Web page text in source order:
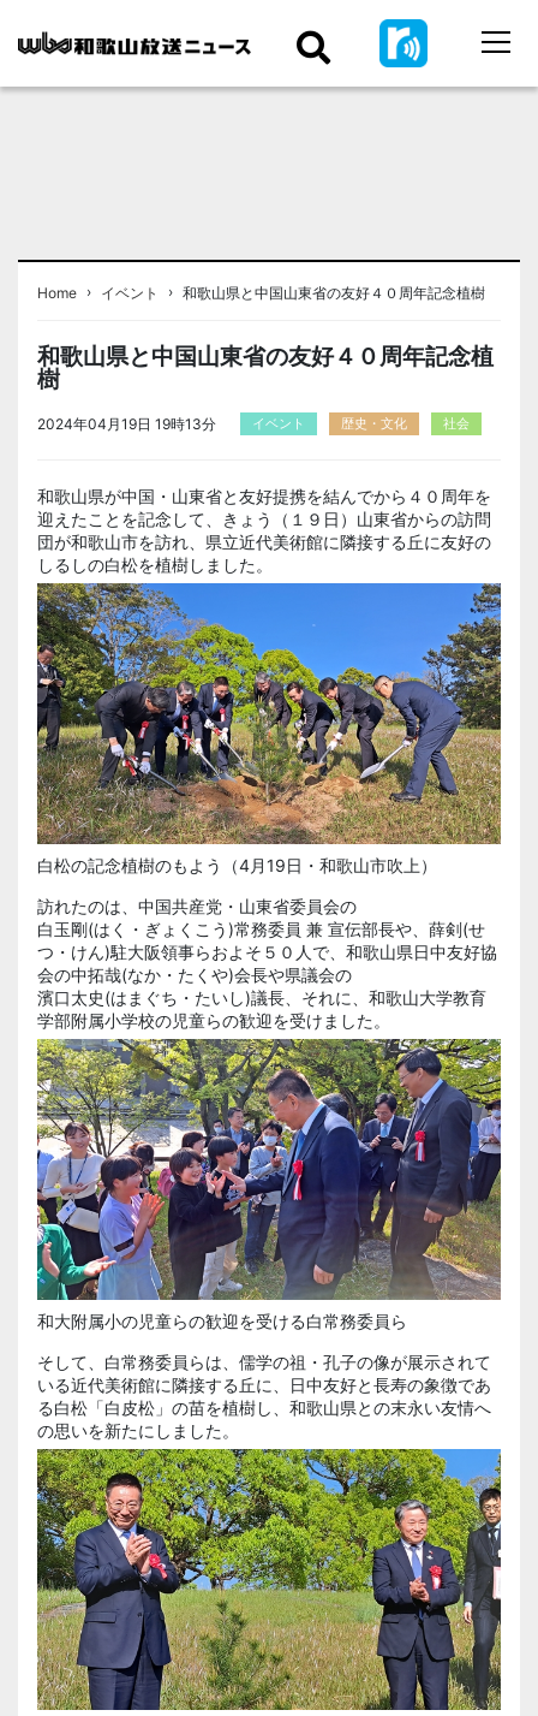
Home › イベント › 和歌山県と中国山東省の友好４０周年記念植樹
和歌山県と中国山東省の友好４０周年記念植
樹
2024年04月19日 19時13分 イベント 歴史・文化 社会
和歌山県が中国・ 山東省と友好提携を結んでから４０周年を
迎えたことを記念して、きょう（１９日）山東省からの訪問
団が和歌山市を訪れ、県立近代美術館に隣接する丘に友好の
しるしの白松を植樹しました。
白松の記念植樹のもよう（4月19日・和歌山市吹上）
訪れたのは、中国共産党・山東省委員会の
白玉剛(はく・ぎょくこう)常務委員 兼 宣伝部長や、 薛剣(せ
つ・けん)駐大阪領事らおよそ５０人で、和歌山県日中友好協
会の中拓哉(なか・たくや)会長や県議会の
濱口太史(はまぐち・たいし)議長、それに、和歌山大学教育
学部附属小学校の児童らの歓迎を受けました。
和大附属小の児童らの歓迎を受ける白常務委員ら
そして、 白常務委員らは、儒学の祖・孔子の像が展示されて
いる近代美術館に隣接する丘に、日中友好と長寿の象徴であ
る白松「白皮松 」の苗を植樹し、和歌山県との末永い友情へ
の思いを新たにしました。